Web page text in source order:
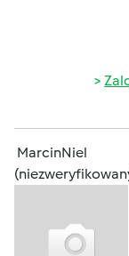
MarcinNiel